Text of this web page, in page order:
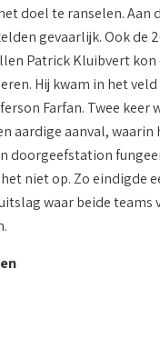
doel te ranselen. Aan
gevaarlijk. Ook de
Patrick Kluibvert kon
Hij kwam in het
Farfan. Twee keer
aardige aanval, waarin
doorgeefstation
niet op. Zo eindigde
waar beide teams